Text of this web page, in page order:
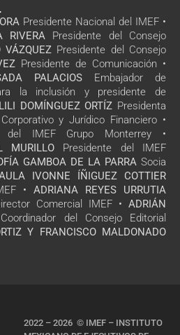
Presidente Nacional del IMEF •
RIVERA Presidente del Consejo
VÁZQUEZ Presidente del Consejo
Presidente de Comunicación •
PALACIOS Embajador de
la inclusión y presidente de
LILI DOMÍNGUEZ ORTÍZ Presidenta
y Jurídico Financiero •
IMEF Grupo Monterrey •
MURILLO Presidente del IMEF
GAMBOA DE LA PARRA Socia
IVONNE ÍÑIGUEZ COTTIER
• ADRIANA REYES URRUTIA
Comercial IMEF • ADRIÁN
Coordinador del Consejo Editorial
Y FRANCISCO MALDONADO
2022 – 2026 © IMEF – INSTITUTO